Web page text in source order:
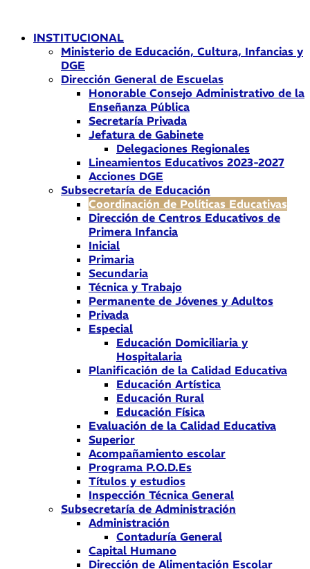
contenidoINSTITUCIONAL
Ministerio de Educación, Cultura, Infancias y
DGE
Dirección General de Escuelas
Honorable Consejo Administrativo de la
Enseñanza Pública
Secretaría Privada
Jefatura de Gabinete
Delegaciones Regionales
Lineamientos Educativos 2023-2027
Acciones DGE
Subsecretaría de Educación
Coordinación de Políticas Educativas
Dirección de Centros Educativos de
Primera Infancia
Inicial
Primaria
Secundaria
Técnica y Trabajo
Permanente de Jóvenes y Adultos
Privada
Especial
Educación Domiciliaria y
Hospitalaria
Planificación de la Calidad Educativa
Educación Artística
Educación Rural
Educación Física
Evaluación de la Calidad Educativa
Superior
Acompañamiento escolar
Programa P.O.D.Es
Títulos y estudios
Inspección Técnica General
Subsecretaría de Administración
Administración
Contaduría General
Capital Humano
Dirección de Alimentación Escolar